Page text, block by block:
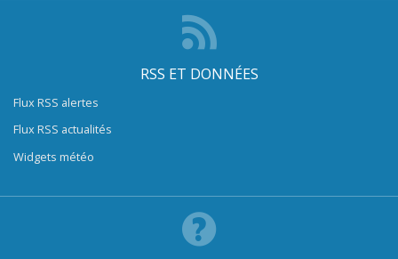
RSS ET DONNÉES
Flux RSS alertes
Flux RSS actualités
Widgets météo